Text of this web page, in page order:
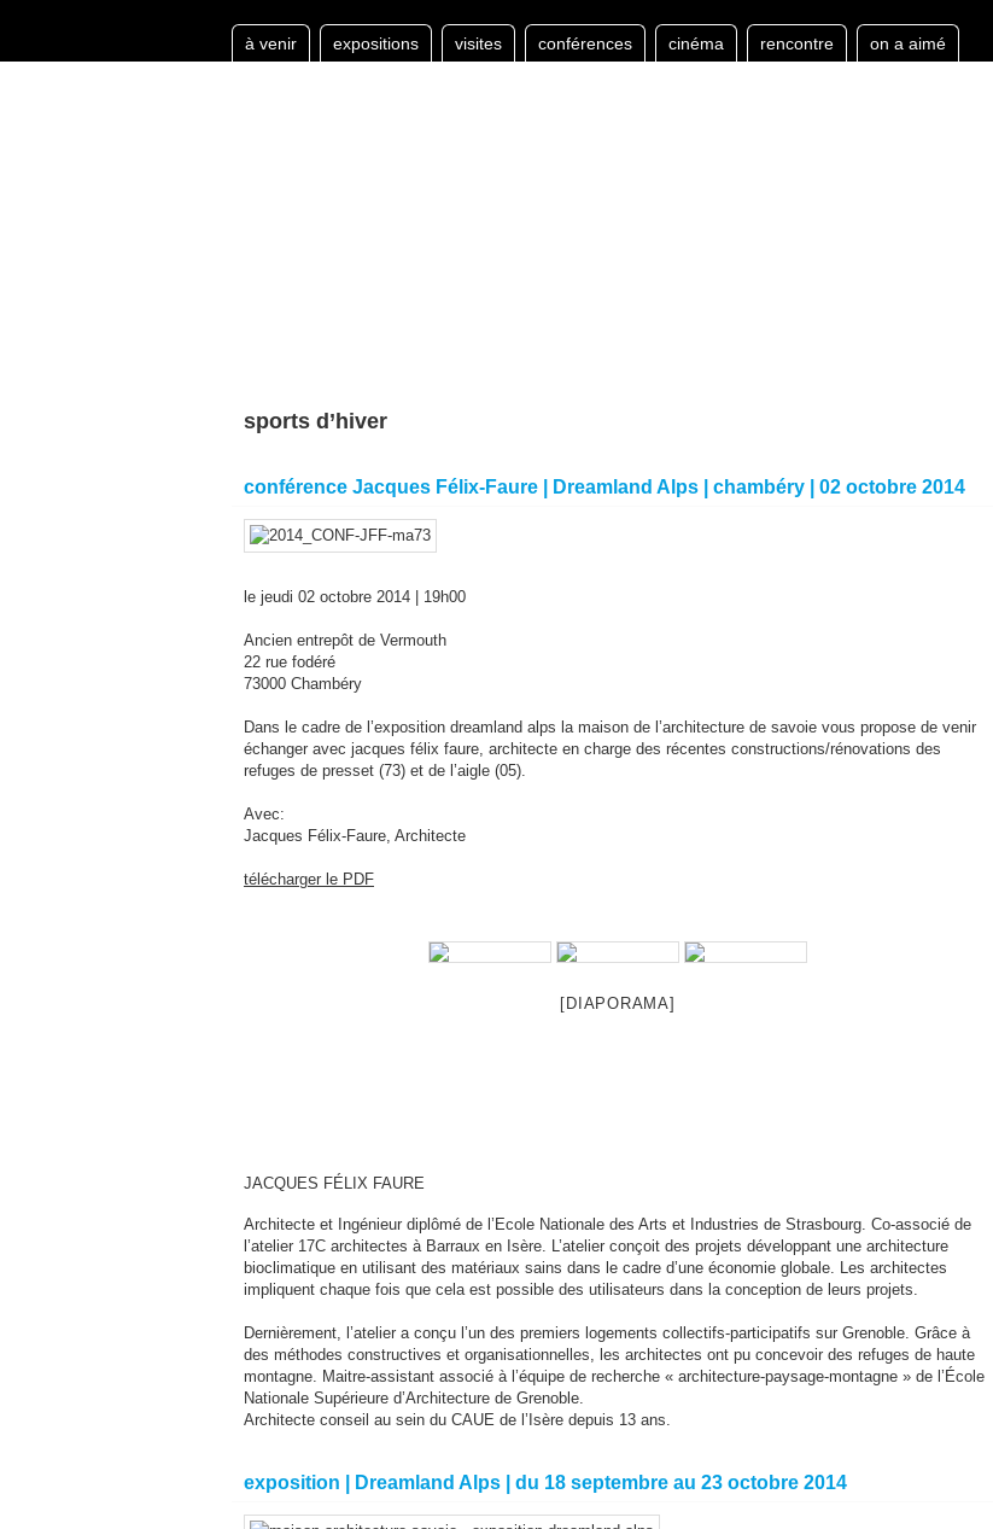
à venir expositions visites conférences cinéma rencontre on a aimé
sports d’hiver
conférence Jacques Félix-Faure | Dreamland Alps | chambéry | 02 octobre 2014
le jeudi 02 octobre 2014 | 19h00
Ancien entrepôt de Vermouth
22 rue fodéré
73000 Chambéry
Dans le cadre de l’exposition dreamland alps la maison de l’architecture de savoie vous propose de venir
échanger avec jacques félix faure, architecte en charge des récentes constructions/rénovations des
refuges de presset (73) et de l’aigle (05).
Avec:
Jacques Félix-Faure, Architecte
télécharger le PDF
[DIAPORAMA]
JACQUES FÉLIX FAURE
Architecte et Ingénieur diplômé de l’Ecole Nationale des Arts et Industries de Strasbourg. Co-associé de
l’atelier 17C architectes à Barraux en Isère. L’atelier conçoit des projets développant une architecture
bioclimatique en utilisant des matériaux sains dans le cadre d’une économie globale. Les architectes
impliquent chaque fois que cela est possible des utilisateurs dans la conception de leurs projets.
Dernièrement, l’atelier a conçu l’un des premiers logements collectifs-participatifs sur Grenoble. Grâce à
des méthodes constructives et organisationnelles, les architectes ont pu concevoir des refuges de haute
montagne. Maitre-assistant associé à l’équipe de recherche « architecture-paysage-montagne » de l’École
Nationale Supérieure d’Architecture de Grenoble.
Architecte conseil au sein du CAUE de l’Isère depuis 13 ans.
exposition | Dreamland Alps | du 18 septembre au 23 octobre 2014